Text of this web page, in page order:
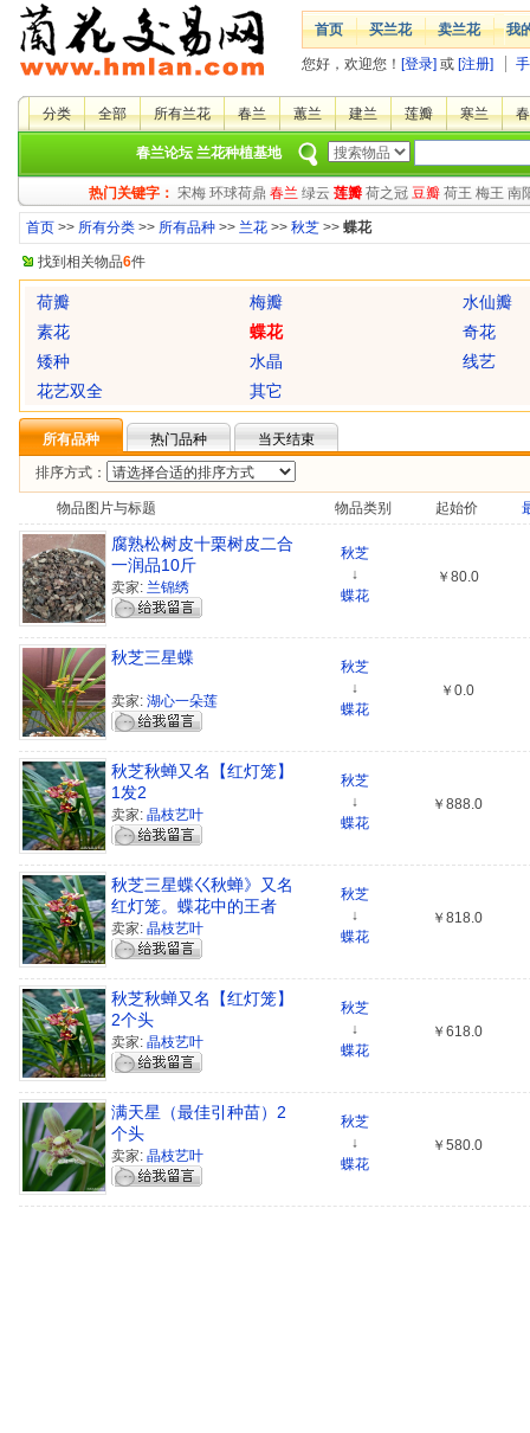
首页 买兰花 卖兰花 我
您好，欢迎您！ [登录] 或 [注册]
分类 全部 所有兰花 春兰 蕙兰 建兰 莲瓣 寒兰
春兰论坛 兰花种植基地
热门关键字： 宋梅 环球荷鼎 春兰 绿云 莲瓣 荷之冠 豆瓣 荷王 梅王 南
首页 >> 所有分类 >> 所有品种 >> 兰花 >> 秋芝 >> 蝶花
找到相关物品6件
荷瓣 梅瓣
水仙瓣
素花
蝶花
奇花
矮种
水晶
线艺
花艺双全
其它
所有品种 热门品种
当天结束
排序方式：
物品图片与标题 物品类别 起始价
腐熟松树皮十栗树皮二合
一润品10斤
卖家: 兰锦绣
秋芝
↓
蝶花
￥80.0
秋芝三星蝶
卖家: 湖心一朵莲
秋芝
↓
蝶花
￥0.0
秋芝秋蝉又名【红灯笼】
1发2
卖家: 晶枝艺叶
秋芝
↓
蝶花
￥888.0
秋芝三星蝶巜秋蝉》又名
红灯笼。蝶花中的王者
卖家: 晶枝艺叶
秋芝
↓
蝶花
￥818.0
秋芝秋蝉又名【红灯笼】
2个头
卖家: 晶枝艺叶
秋芝
↓
蝶花
￥618.0
满天星（最佳引种苗）2
个头
卖家: 晶枝艺叶
秋芝
↓
蝶花
￥580.0